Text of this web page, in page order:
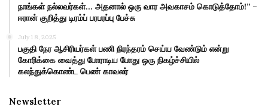
நாங்கள் நல்லவர்கள்… அதனால் ஒரு வார அவகாசம் கொடுத்தோம்!” –
ஈரான் குறித்து டிரம்ப் பரபரப்பு பேச்சு
July 18, 2025
பகுதி நேர ஆசிரியர்கள் பணி நிரந்தரம் செய்ய வேண்டும் என்று
கோரிக்கை வைத்து போராடிய போது ஒரு நிகழ்ச்சியில்
கலந்துக்கொண்ட பெண் காவலர்
Newsletter